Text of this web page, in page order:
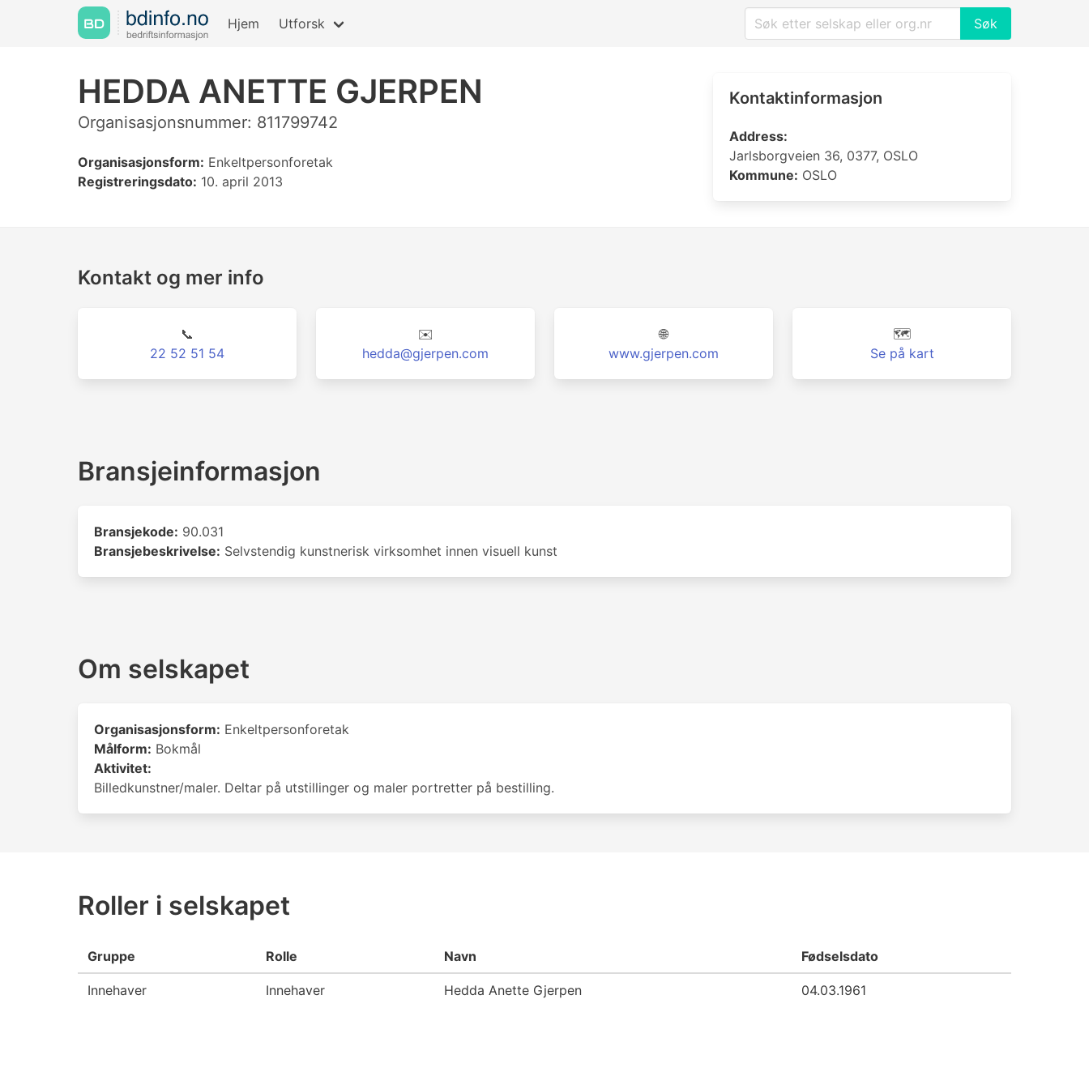
Hjem Utforsk Søk
HEDDA ANETTE GJERPEN
Organisasjonsnummer: 811799742
Organisasjonsform: Enkeltpersonforetak
Registreringsdato: 10. april 2013
Kontaktinformasjon
Address:
Jarlsborgveien 36, 0377, OSLO
Kommune: OSLO
Kontakt og mer info
📞
22 52 51 54
✉️
hedda@gjerpen.com
🌐
www.gjerpen.com
🗺️
Se på kart
Bransjeinformasjon
Bransjekode: 90.031
Bransjebeskrivelse: Selvstendig kunstnerisk virksomhet innen visuell kunst
Om selskapet
Organisasjonsform: Enkeltpersonforetak
Målform: Bokmål
Aktivitet:
Billedkunstner/maler. Deltar på utstillinger og maler portretter på bestilling.
Roller i selskapet
Gruppe Rolle Navn Fødselsdato
Innehaver Innehaver Hedda Anette Gjerpen 04.03.1961